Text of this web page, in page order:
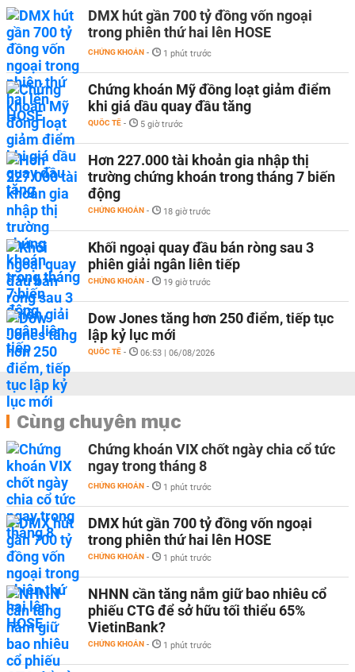
DMX hút gần 700 tỷ đồng vốn ngoại
trong phiên thứ hai lên HOSE
CHỨNG KHOÁN - 1 phút trước
Chứng khoán Mỹ đồng loạt giảm điểm
khi giá dầu quay đầu tăng
QUỐC TẾ - 5 giờ trước
Hơn 227.000 tài khoản gia nhập thị
trường chứng khoán trong tháng 7 biến
động
CHỨNG KHOÁN - 18 giờ trước
Khối ngoại quay đầu bán ròng sau 3
phiên giải ngân liên tiếp
CHỨNG KHOÁN - 19 giờ trước
Dow Jones tăng hơn 250 điểm, tiếp tục
lập kỷ lục mới
QUỐC TẾ - 06:53 | 06/08/2026
Cùng chuyên mục
Chứng khoán VIX chốt ngày chia cổ tức
ngay trong tháng 8
CHỨNG KHOÁN - 1 phút trước
DMX hút gần 700 tỷ đồng vốn ngoại
trong phiên thứ hai lên HOSE
CHỨNG KHOÁN - 1 phút trước
NHNN cần tăng nắm giữ bao nhiêu cổ
phiếu CTG để sở hữu tối thiểu 65%
VietinBank?
CHỨNG KHOÁN - 1 phút trước